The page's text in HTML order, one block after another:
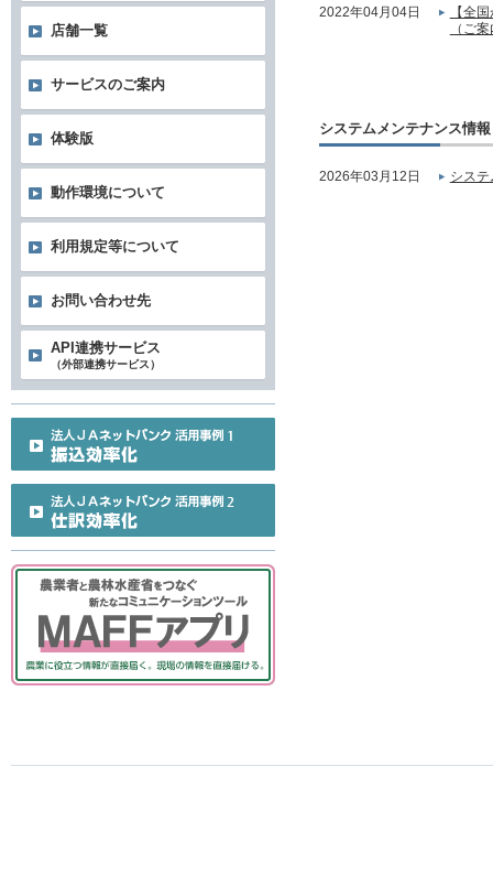
2022年04月04日
【全
（ご
システムメンテナンス情報
2026年03月12日 シス
店舗一覧
サービスのご案内
体験版
動作環境について
利用規定等について
お問い合わせ先
API連携サービス
（外部連携サービス）